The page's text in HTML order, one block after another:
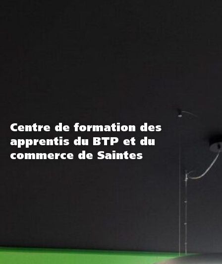
Centre de formation des
apprentis du BTP et du
commerce de Saintes